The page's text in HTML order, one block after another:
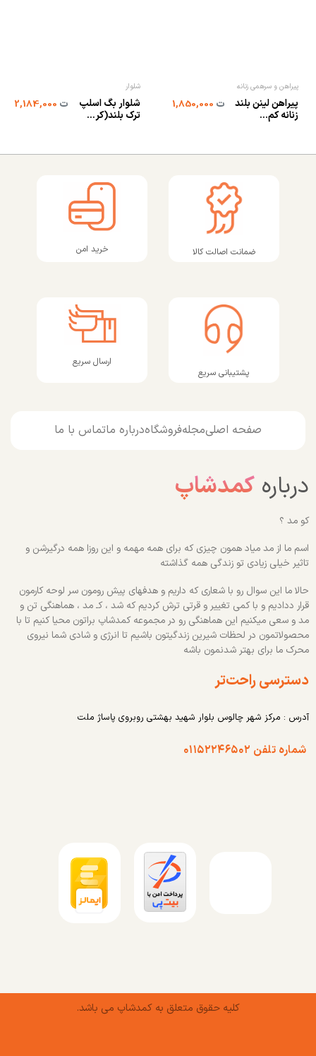
پیراهن و سرهمی زنانه
پیراهن لینن بلند
زنانه کم...
ت1,850,000
شلوار
شلوار بگ اسلپ
ترک بلند(کر...
ت2,184,000
ضمانت اصالت کالا خرید امن
پشتیبانی سریع
ارسال سریع
صفحه اصلیمجلهفروشگاهدرباره ماتماس با ما
درباره کمدشاپ
کو مد ؟
اسم ما از مد میاد همون چیزی که برای همه مهمه و این روزا همه درگیرشن و
تاثیر خیلی زیادی تو زندگی همه گذاشته
حالا ما این سوال رو با شعاری که داریم و هدفهای پیش رومون سر لوحه کارمون
قرار ددادیم و با کمی تغییر و قرتی ترش کردیم که شد ، کـ مد ، هماهنگی تن و
مد و سعی میکنیم این هماهنگی رو در مجموعه کمدشاپ براتون محیا کنیم تا با
محصولاتمون در لحظات شیرین زندگیتون باشیم تا انرژی و شادی شما نیروی
محرک ما برای بهتر شدنمون باشه
دسترسی راحت‌تر
آدرس : مرکز شهر چالوس بلوار شهید بهشتی روبروی پاساژ ملت
شماره تلفن ۰۱۱۵۲۲۴۶۵۰۲
کلیه حقوق متعلق به کمدشاپ می باشد.